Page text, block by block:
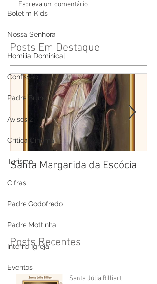
Boletim Kids
Nossa Senhora
Homilia Dominical
Confissão
Padre Bruno
Avisos 2
Crítica Cinema
Turismo
Cifras
Padre Godofredo
Padre Mottinha
Interno Igreja
Eventos
Escreva um comentário
Posts Em Destaque
Santa Margarida da Escócia
Posts Recentes
Santa Júlia Billiart